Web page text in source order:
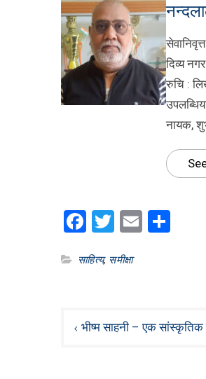
दिव्य
रुचि :
नायक,
Facebook
Twitter
Email
साहित्य, ‌समीक्षा‌
Postभी‍ष्म साहनी – एक